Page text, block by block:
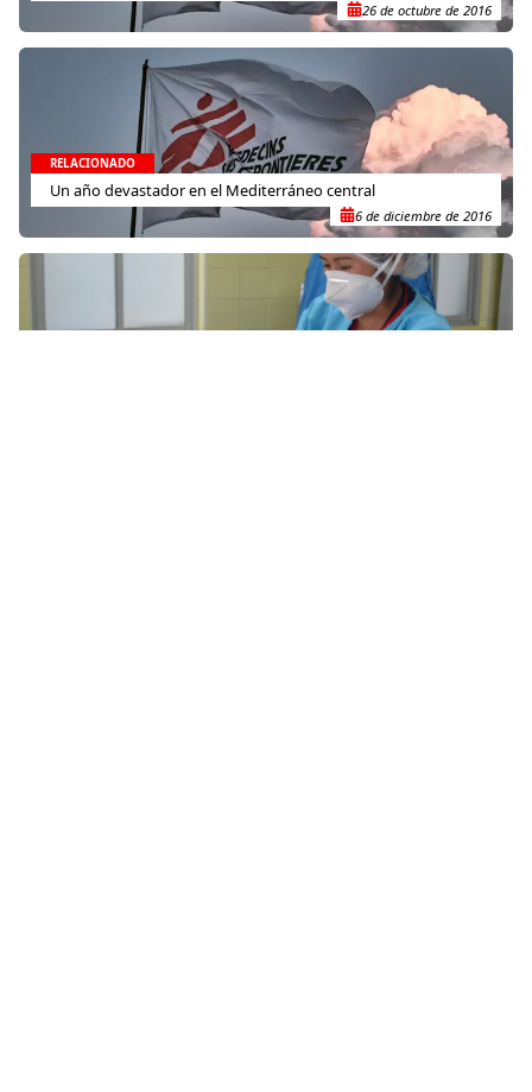
26 de octubre de 2016
RELACIONADO
Un año devastador en el Mediterráneo central
6 de diciembre de 2016